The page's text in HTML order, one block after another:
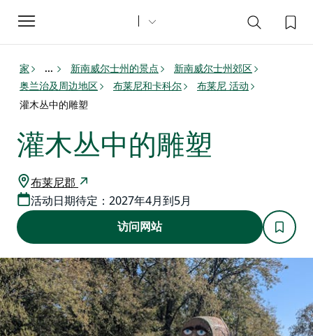
Toggle
navigation
家 ... 新南威尔士州的景点
新南威尔士州郊区
奥兰治及周边地区
布莱尼和卡科尔
布莱尼 活动
灌木丛中的雕塑
灌木丛中的雕塑
布莱尼郡
活动日期待定：2027年4月到5月
访问网站